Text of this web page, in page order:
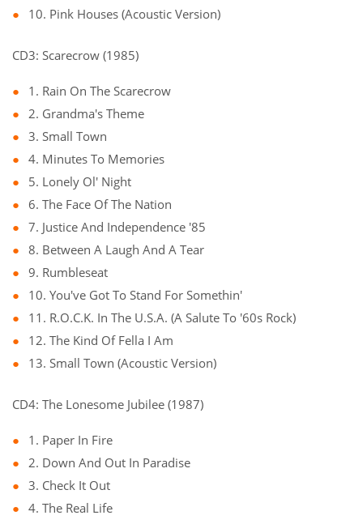
10. Pink Houses (Acoustic Version)
CD3: Scarecrow (1985)
1. Rain On The Scarecrow
2. Grandma's Theme
3. Small Town
4. Minutes To Memories
5. Lonely Ol' Night
6. The Face Of The Nation
7. Justice And Independence '85
8. Between A Laugh And A Tear
9. Rumbleseat
10. You've Got To Stand For Somethin'
11. R.O.C.K. In The U.S.A. (A Salute To '60s Rock)
12. The Kind Of Fella I Am
13. Small Town (Acoustic Version)
CD4: The Lonesome Jubilee (1987)
1. Paper In Fire
2. Down And Out In Paradise
3. Check It Out
4. The Real Life